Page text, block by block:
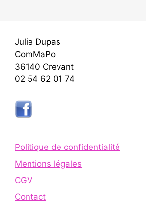
Julie Dupas
ComMaPo
36140 Crevant
02 54 62 01 74
Politique de confidentialité
Mentions légales
CGV
Contact